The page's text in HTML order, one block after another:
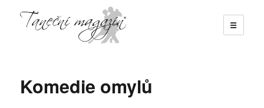
☰
Komedie omylů